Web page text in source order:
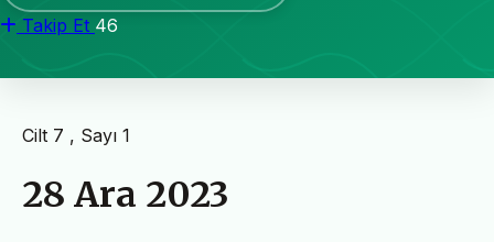
Takip Et 46
Cilt 7 , Sayı 1
28 Ara 2023